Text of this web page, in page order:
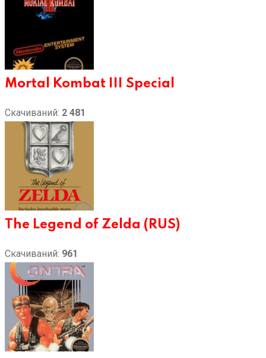
Mortal Kombat III Special
Скачиваний: 2 481
The Legend of Zelda (RUS)
Скачиваний: 961